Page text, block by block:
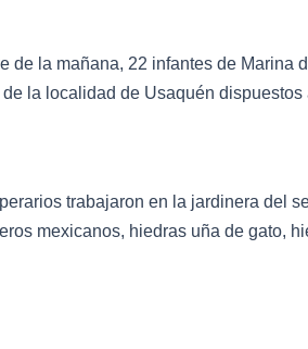
de la mañana, 22 infantes de Marina
la localidad de Usaquén dispuestos
trabajaron en la jardinera del
mexicanos, hiedras uña de gato,